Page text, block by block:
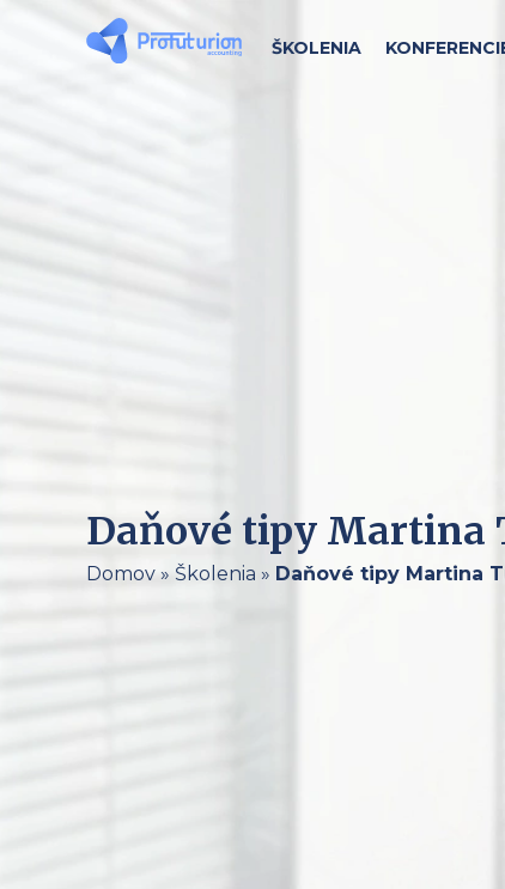
ŠKOLENIA
Daňové tipy Martina
Domov » Školenia » Daňové tipy Martina